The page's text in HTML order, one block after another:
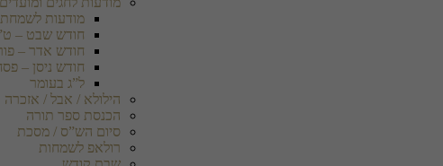
מודעות
חודש שבט –
חודש אדר –
חודש ניסן –
ל”ג בעומר
הילולא / אבל / אזכרה
הכנסת ספר תורה
סיום הש”ס / מסכת
רולאפ לשמחות